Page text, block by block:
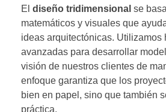
El diseño tridimensional se
matemáticos y visuales que
ideas arquitectónicas. Utilizamos
avanzadas para desarrollar
visión de nuestros clientes de
enfoque garantiza que los
bien en papel, sino que también
práctica.